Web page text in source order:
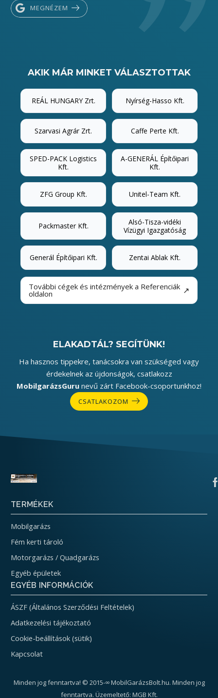
MEGNÉZEM
AKIK MÁR MINKET VÁLASZTOTTAK
REÁL HUNGARY Zrt. Nyírség-Hasso Kft.
Szarvasi Agrár Zrt. Caffe Perte Kft.
SPED-PACK Logistics
Kft.
A-GENERÁL Építőipari
Kft.
ZFG Group Kft. Unitel-Team Kft.
Packmaster Kft.
Alsó-Tisza-vidéki
Vízügyi Igazgatóság
Generál Építőipari Kft. Zentai Ablak Kft.
További cégek és intézmények a Referenciák
oldalon ↗
ELAKADTÁL? SEGÍTÜNK!
Ha hasznos tippekre, tanácsokra van szükséged vagy
érdekelnek az újdonságok, csatlakozz
MobilgarázsGuru nevű zárt Facebook-csoportunkhoz!
CSATLAKOZOM
TERMÉKEK
Mobilgarázs
Fém kerti tároló
Motorgarázs / Quadgarázs
Egyéb épületek
EGYÉB INFORMÁCIÓK
ÁSZF (Általános Szerződési Feltételek)
Adatkezelési tájékoztató
Cookie-beállítások (sütik)
Kapcsolat
Minden jog fenntartva! © 2015-∞ MobilGarázsBolt.hu. Minden jog
fenntartva. Üzemeltető: MGB Kft.